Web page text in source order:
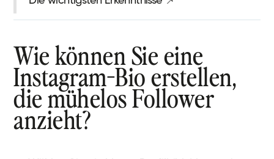
Wie können Sie eine
Instagram-Bio erstellen,
die mühelos Follower
anzieht?